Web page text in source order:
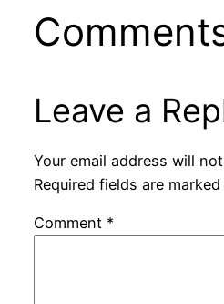
Leave a
Your email address will
Required fields are marked
Comment *